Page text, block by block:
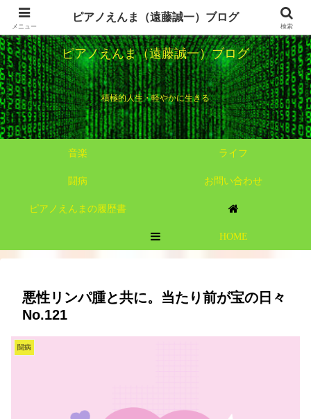
ピアノえんま（遠藤誠一）ブログ
積極的人生・軽やかに生きる
音楽 ライフ
闘病 お問い合わせ
ピアノえんまの履歴書
HOME
悪性リンパ腫と共に。当たり前が宝の日々
No.121
闘病
メニュー
ピアノえんま（遠藤誠一）ブログ
検索